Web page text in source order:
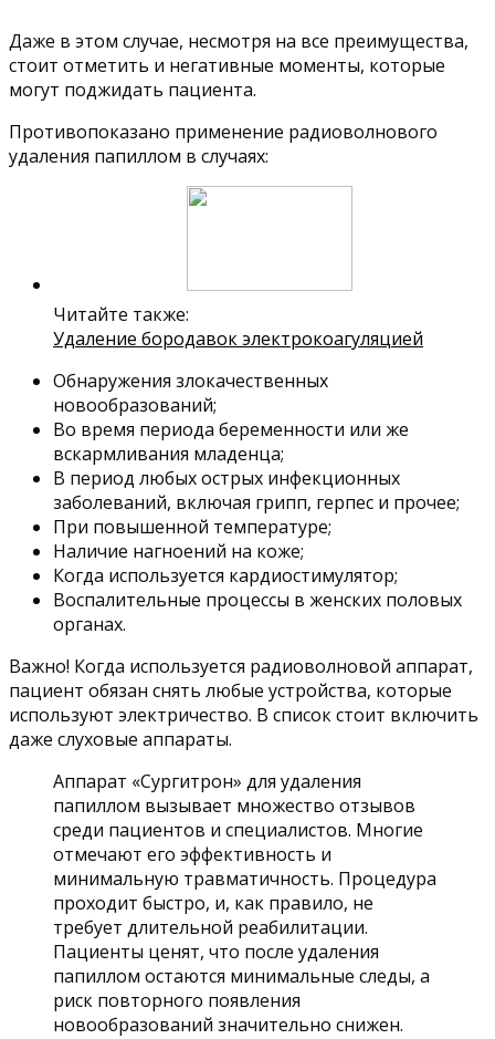
Даже в этом случае, несмотря на все преимущества,
стоит отметить и негативные моменты, которые
могут поджидать пациента.
Противопоказано применение радиоволнового
удаления папиллом в случаях:
Читайте также:
Удаление бородавок электрокоагуляцией
Обнаружения злокачественных
новообразований;
Во время периода беременности или же
вскармливания младенца;
В период любых острых инфекционных
заболеваний, включая грипп, герпес и прочее;
При повышенной температуре;
Наличие нагноений на коже;
Когда используется кардиостимулятор;
Воспалительные процессы в женских половых
органах.
Важно! Когда используется радиоволновой аппарат,
пациент обязан снять любые устройства, которые
используют электричество. В список стоит включить
даже слуховые аппараты.
Аппарат «Сургитрон» для удаления
папиллом вызывает множество отзывов
среди пациентов и специалистов. Многие
отмечают его эффективность и
минимальную травматичность. Процедура
проходит быстро, и, как правило, не
требует длительной реабилитации.
Пациенты ценят, что после удаления
папиллом остаются минимальные следы, а
риск повторного появления
новообразований значительно снижен.